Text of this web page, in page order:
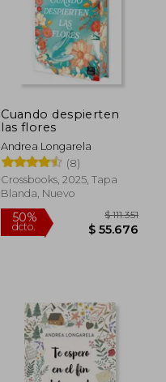
Cuando despierten
las flores
Andrea Longarela
(8)
Crossbooks, 2025, Tapa
Blanda, Nuevo